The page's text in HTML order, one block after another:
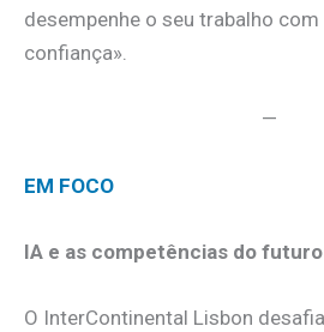
desempenhe o seu trabalho
confiança».
—
EM FOCO
IA e as competências do futuro
O InterContinental Lisbon